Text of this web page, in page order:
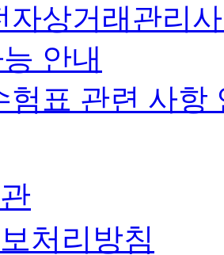
자상거래관리
안내
험표 관련 사항
처리방침